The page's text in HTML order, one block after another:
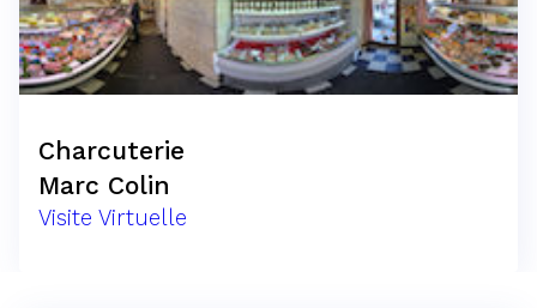
Charcuterie
Marc Colin
Visite Virtuelle